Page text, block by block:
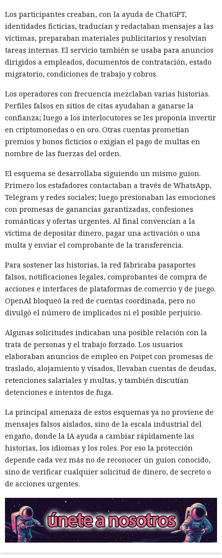
Los participantes creaban, con la ayuda de ChatGPT,
identidades ficticias, traducían y redactaban mensajes a las
víctimas, preparaban materiales publicitarios y resolvían
tareas internas. El servicio también se usaba para anuncios
dirigidos a empleados, documentos de contratación, estado
migratorio, condiciones de trabajo y cobros.
Los operadores con frecuencia mezclaban varias historias.
Perfiles falsos en sitios de citas ayudaban a ganarse la
confianza; luego a los interlocutores se les proponía invertir
en criptomonedas o en oro. Otras cuentas prometían
premios y bonos ficticios o exigían el pago de multas en
nombre de las fuerzas del orden.
El esquema se desarrollaba siguiendo un mismo guion.
Primero los estafadores contactaban a través de WhatsApp,
Telegram y redes sociales; luego presionaban las emociones
con promesas de ganancias garantizadas, confesiones
románticas y ofertas urgentes. Al final convencían a la
víctima de depositar dinero, pagar una activación o una
multa y enviar el comprobante de la transferencia.
Para sostener las historias, la red fabricaba pasaportes
falsos, notificaciones legales, comprobantes de compra de
acciones e interfaces de plataformas de comercio y de juego.
OpenAI bloqueó la red de cuentas coordinada, pero no
divulgó el número de implicados ni el posible perjuicio.
Algunas solicitudes indicaban una posible relación con la
trata de personas y el trabajo forzado. Los usuarios
elaboraban anuncios de empleo en Poipet con promesas de
traslado, alojamiento y visados, llevaban cuentas de deudas,
retenciones salariales y multas, y también discutían
detenciones e intentos de fuga.
La principal amenaza de estos esquemas ya no proviene de
mensajes falsos aislados, sino de la escala industrial del
engaño, donde la IA ayuda a cambiar rápidamente las
historias, los idiomas y los roles. Por eso la protección
depende cada vez más no de reconocer un guion conocido,
sino de verificar cualquier solicitud de dinero, de secreto o
de acciones urgentes.